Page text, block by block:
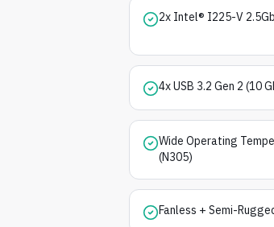
2x Intel® I225-V
4x USB 3.2 Gen 2 (10
Wide Operating
(N305)
Fanless + Semi-